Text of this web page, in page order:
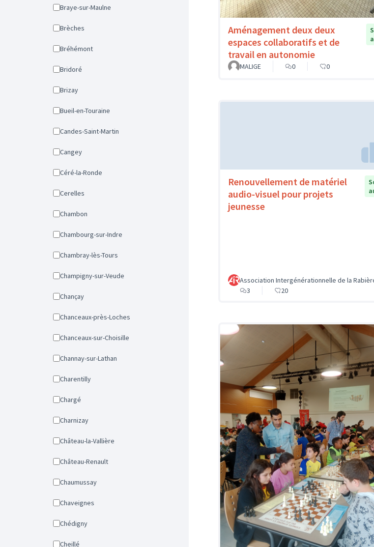
Braye-sur-Maulne
Brèches
Bréhémont
Bridoré
Brizay
Bueil-en-Touraine
Candes-Saint-Martin
Cangey
Céré-la-Ronde
Cerelles
Chambon
Chambourg-sur-Indre
Chambray-lès-Tours
Champigny-sur-Veude
Chançay
Chanceaux-près-Loches
Chanceaux-sur-Choisille
Channay-sur-Lathan
Charentilly
Chargé
Charnizay
Château-la-Vallière
Château-Renault
Chaumussay
Chaveignes
Chédigny
Cheillé
Aménagement deux deux
espaces collaboratifs et de
travail en autonomie
MALIGE 0 0
Renouvellement de matériel
audio-visuel pour projets
jeunesse
Association Intergénérationnelle de la
3
20